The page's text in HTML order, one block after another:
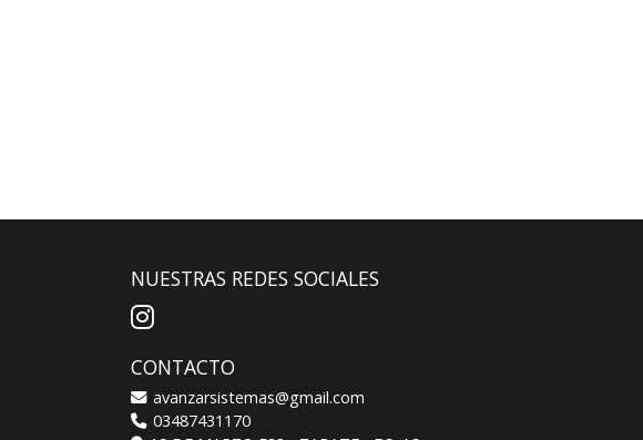
NUESTRAS REDES SOCIALES
CONTACTO
avanzarsistemas@gmail.com
03487431170